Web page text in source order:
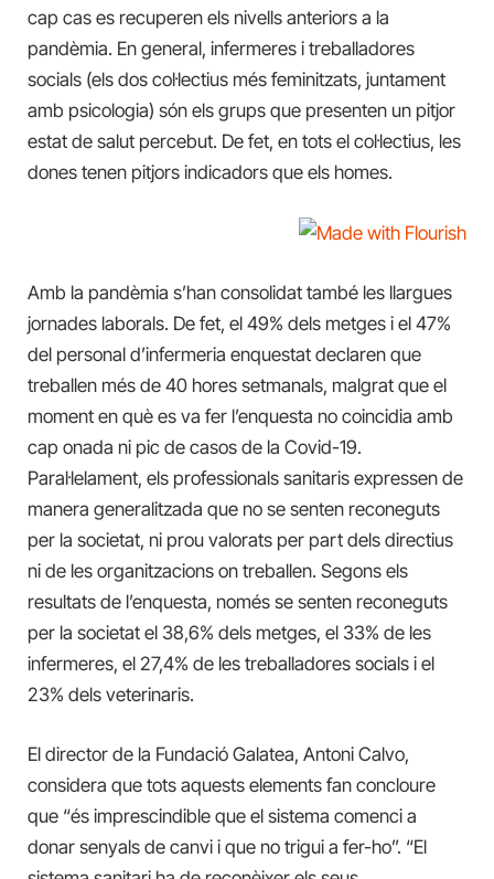
cap cas es recuperen els nivells anteriors a la
pandèmia. En general, infermeres i treballadores
socials (els dos col·lectius més feminitzats, juntament
amb psicologia) són els grups que presenten un pitjor
estat de salut percebut. De fet, en tots el col·lectius, les
dones tenen pitjors indicadors que els homes.
Amb la pandèmia s’han consolidat també les llargues
jornades laborals. De fet, el 49% dels metges i el 47%
del personal d’infermeria enquestat declaren que
treballen més de 40 hores setmanals, malgrat que el
moment en què es va fer l’enquesta no coincidia amb
cap onada ni pic de casos de la Covid-19.
Paral·lelament, els professionals sanitaris expressen de
manera generalitzada que no se senten reconeguts
per la societat, ni prou valorats per part dels directius
ni de les organitzacions on treballen. Segons els
resultats de l’enquesta, només se senten reconeguts
per la societat el 38,6% dels metges, el 33% de les
infermeres, el 27,4% de les treballadores socials i el
23% dels veterinaris.
El director de la Fundació Galatea, Antoni Calvo,
considera que tots aquests elements fan concloure
que “és imprescindible que el sistema comenci a
donar senyals de canvi i que no trigui a fer-ho”. “El